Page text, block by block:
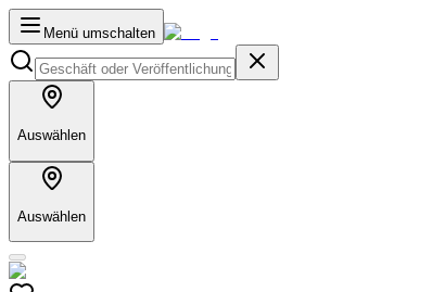
Menü umschalten
Auswählen
Auswählen